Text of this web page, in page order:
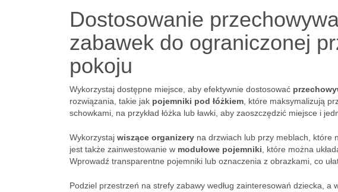
Dostosowanie
zabawek do ograniczonej
pokoju
Wykorzystaj dostępne miejsce, aby efektywnie dostosować
rozwiązania, takie jak pojemniki pod łóżkiem , które maksymalizują
schowkami, na przykład łóżka lub ławki, aby zaoszczędzić miejsce i
Wykorzystaj wiszące organizery na drzwiach lub przy meblach, które
jest także zainwestowanie w modułowe pojemniki , które można
Wprowadź transparentne pojemniki lub oznaczenia z obrazkami, co
Podziel przestrzeń na strefy zabawy według zainteresowań dziecka,